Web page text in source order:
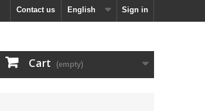
Sign in
English
Contact us
Cart (empty)